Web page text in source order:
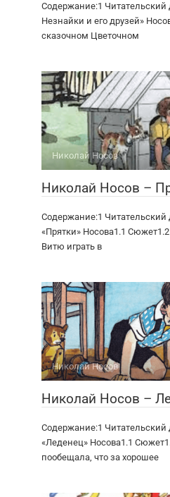
Содержание:1
Незнайки и его друзей»
сказочном Цветочном
Николай Носов
Николай Носов –
Содержание:1 Читательский
«Прятки» Носова1.1
Витю играть в
Николай Носов
Николай Носов –
Содержание:1 Читательский
«Леденец» Носова1.1
пообещала, что за хорошее